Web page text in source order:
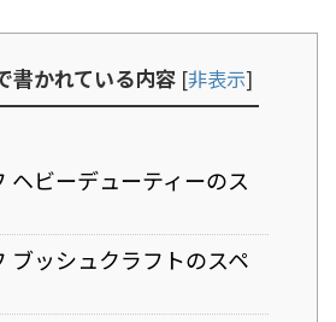
書かれている内容 [非表示]
ヘビーデューティーのス
ブッシュクラフトのスペ